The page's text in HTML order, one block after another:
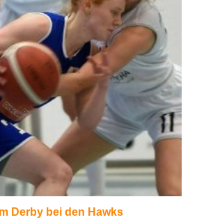
Derby bei den Hawks